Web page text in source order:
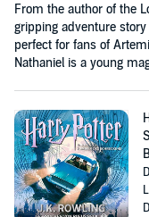
From the author of the
gripping adventure
perfect for fans of
Nathaniel is a young